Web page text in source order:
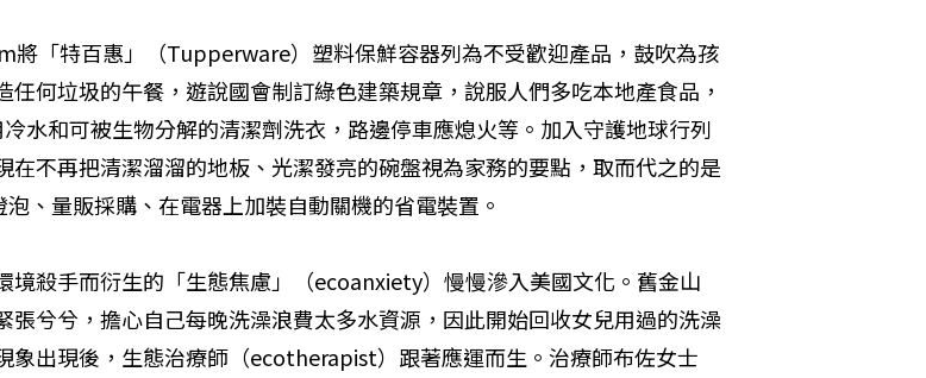
將「特百惠」（Tupperware）塑料保鮮容器列為不受歡迎產品，鼓吹為孩
任何垃圾的午餐，遊說國會制訂綠色建築規章，說服人們多吃本地產食品，
水和可被生物分解的清潔劑洗衣，路邊停車應熄火等。加入守護地球行列
在不再把清潔溜溜的地板、光潔發亮的碗盤視為家務的要點，取而代之的是
泡、量販採購、在電器上加裝自動關機的省電裝置。
境殺手而衍生的「生態焦慮」（ecoanxiety）慢慢滲入美國文化。舊金山
張兮兮，擔心自己每晚洗澡浪費太多水資源，因此開始回收女兒用過的洗澡
象出現後，生態治療師（ecotherapist）跟著應運而生。治療師布佐女士